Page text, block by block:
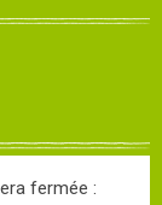
fermée :